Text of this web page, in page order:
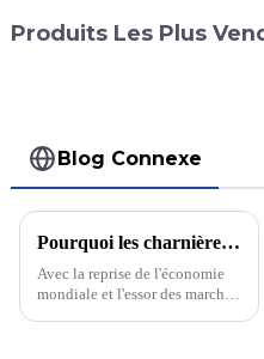
Produits Les Plus
Blog Connexe
Pourquoi les charnières à engrenage continu sont-elles si populaires ? Après avoir lu cette nouvelle, vous allez devoir revoir votre perception des charnières !
Avec la reprise de l'économie
mondiale et l'essor des marchés